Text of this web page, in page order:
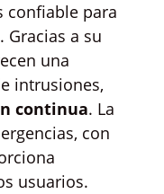
confiable para
Gracias a su
una
intrusiones,
continua. La
con
usuarios.